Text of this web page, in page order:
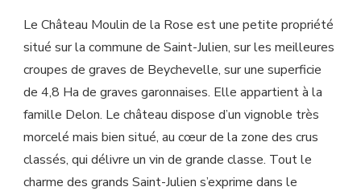
Le Château Moulin de la Rose est une petite propriété
situé sur la commune de Saint-Julien, sur les meilleures
croupes de graves de Beychevelle, sur une superficie
de 4,8 Ha de graves garonnaises. Elle appartient à la
famille Delon. Le château dispose d’un vignoble très
morcelé mais bien situé, au cœur de la zone des crus
classés, qui délivre un vin de grande classe. Tout le
charme des grands Saint-Julien s’exprime dans le